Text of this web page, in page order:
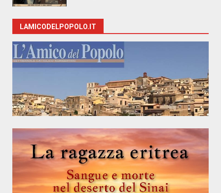
LAMICODELPOPOLO.IT